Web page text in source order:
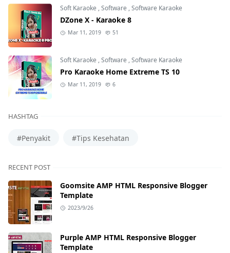
Soft Karaoke ,Software ,Software Karaoke
DZone X - Karaoke 8
Mar 11, 2019 51
Soft Karaoke ,Software ,Software Karaoke
Pro Karaoke Home Extreme TS 10
Mar 11, 2019 6
HASHTAG
#Penyakit #Tips Kesehatan
RECENT POST
Goomsite AMP HTML Responsive Blogger
Template
2023/9/26
Purple AMP HTML Responsive Blogger
Template